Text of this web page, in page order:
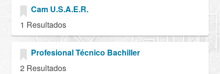
Cam U.S.A.E.R.
1 Resultados
Profesional Técnico Bachiller
2 Resultados